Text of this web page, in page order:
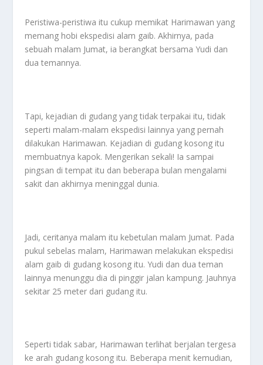
Peristiwa-peristiwa itu cukup memikat Harimawan yang
memang hobi ekspedisi alam gaib. Akhirnya, pada
sebuah malam Jumat, ia berangkat bersama Yudi dan
dua temannya.
Tapi, kejadian di gudang yang tidak terpakai itu, tidak
seperti malam-malam ekspedisi lainnya yang pernah
dilakukan Harimawan. Kejadian di gudang kosong itu
membuatnya kapok. Mengerikan sekali! Ia sampai
pingsan di tempat itu dan beberapa bulan mengalami
sakit dan akhirnya meninggal dunia.
Jadi, ceritanya malam itu kebetulan malam Jumat. Pada
pukul sebelas malam, Harimawan melakukan ekspedisi
alam gaib di gudang kosong itu. Yudi dan dua teman
lainnya menunggu dia di pinggir jalan kampung. Jauhnya
sekitar 25 meter dari gudang itu.
Seperti tidak sabar, Harimawan terlihat berjalan tergesa
ke arah gudang kosong itu. Beberapa menit kemudian,